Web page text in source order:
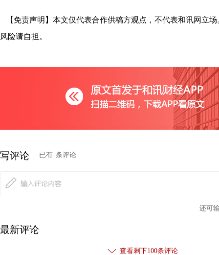
【免责声明】本文仅代表合作供稿方观点，不代表和讯网立
风险请自担。
写评论 已有 条评论
还可
最新评论
查看剩下100条评论